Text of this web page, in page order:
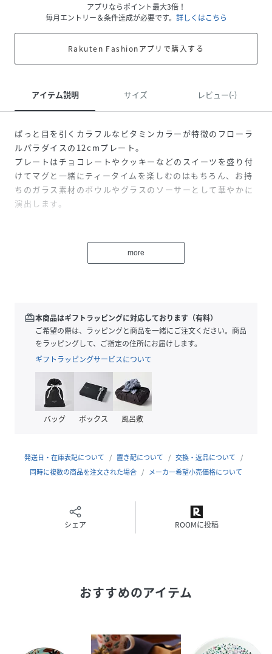
アプリならポイント最大3倍！
毎月エントリー＆条件達成が必要です。 詳しくはこちら
Rakuten Fashionアプリで購入する
アイテム説明 サイズ レビュー(-)
ぱっと目を引くカラフルなビタミンカラーが特徴のフローラ
ルパラダイスの12cmプレート。
プレートはチョコレートやクッキーなどのスイーツを盛り付
けてマグと一緒にティータイムを楽しむのはもちろん、お持
ちのガラス素材のボウルやグラスのソーサーとして華やかに
演出します。
機能：電子レンジ不可、食洗機不可※銀彩が施してありま
ト 贈り物 贈答品イエロー SDGs 環境配慮 カーボン
パス カーボンオフセット 小皿 プレート 皿 2026年新
性別タイプ ユニセックス
原産国 インドネシア
サイズ -
more
redeem本商品はギフトラッピングに対応しております（有料）
ご希望の際は、ラッピングと商品を一緒にご注文ください。商品
をラッピングして、ご指定の住所にお届けします。
ギフトラッピングサービスについて
バッグ ボックス 風呂敷
発送日・在庫表記について 置き配について
交換・返品について
同時に複数の商品を注文された場合
メーカー希望小売価格について
シェア ROOMに投稿
おすすめのアイテム